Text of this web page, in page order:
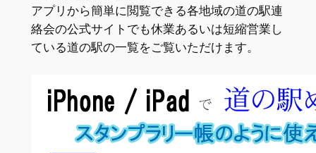
アプリから簡単に閲覧できる各地域の道の駅連
絡会の公式サイトでも休業あるいは短縮営業し
ている道の駅の一覧をご覧いただけます。